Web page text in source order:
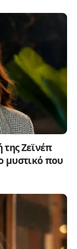
Ζεϊνέπ
μυστικό που